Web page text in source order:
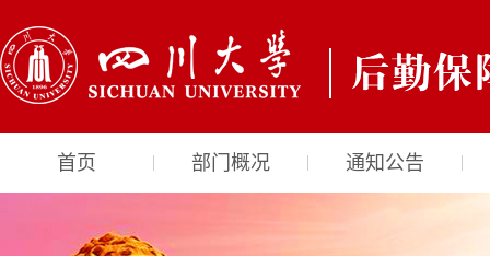
首页 部门概况 通知公告